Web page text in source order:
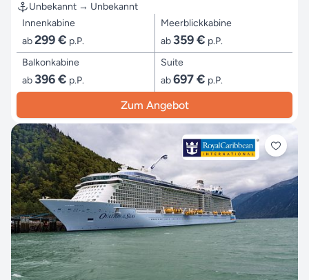
Unbekannt → Unbekannt
Innenkabine
ab299 € p.P.
Meerblickkabine
ab 359 € p.P.
Balkonkabine
ab 396 € p.P.
Suite
ab697 € p.P.
Zum Angebot